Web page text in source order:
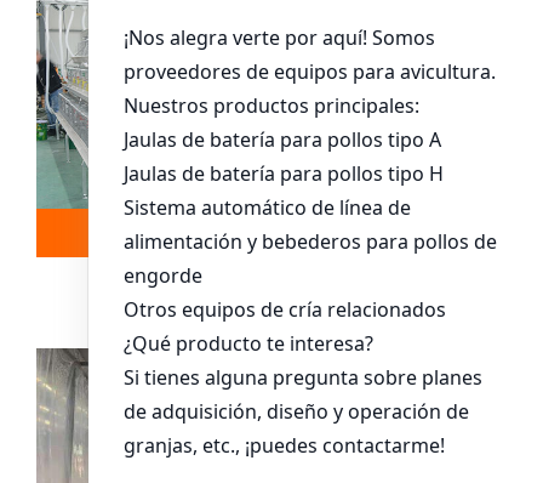
Sistema De Jaula Para Pollitos
Leer más Whatsapp